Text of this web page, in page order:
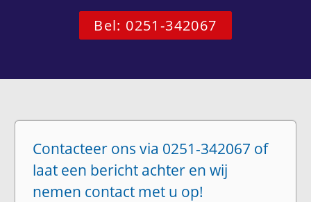
Bel: 0251-342067
Contacteer ons via 0251-342067 of
laat een bericht achter en wij
nemen contact met u op!